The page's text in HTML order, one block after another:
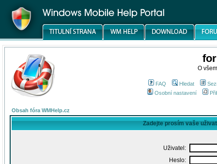
O
FAQ Hledat
Osobní nastavení
Obsah fóra WMHelp.cz
Zadejte prosím vaše
Uživatel:
Heslo: